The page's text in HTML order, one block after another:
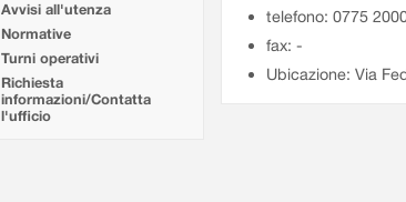
Avvisi all'utenza
Normative
Turni operativi
Richiesta
informazioni/Contatta
l'ufficio
telefono: 0775
fax: -
Ubicazione: Via